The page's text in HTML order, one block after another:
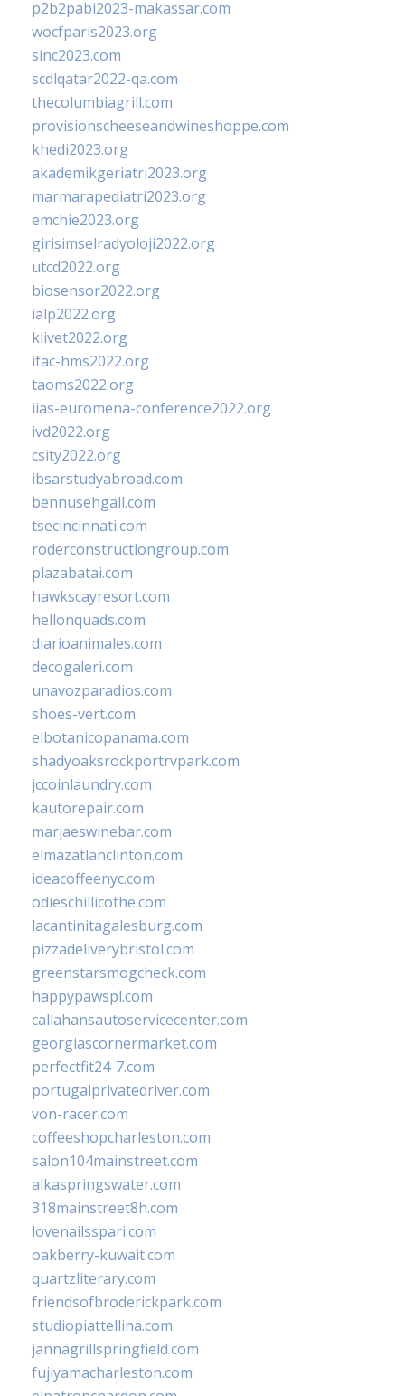
p2b2pabi2023-makassar.com
wocfparis2023.org
sinc2023.com
scdlqatar2022-qa.com
thecolumbiagrill.com
provisionscheeseandwineshoppe.com
khedi2023.org
akademikgeriatri2023.org
marmarapediatri2023.org
emchie2023.org
girisimselradyoloji2022.org
utcd2022.org
biosensor2022.org
ialp2022.org
klivet2022.org
ifac-hms2022.org
taoms2022.org
iias-euromena-conference2022.org
ivd2022.org
csity2022.org
ibsarstudyabroad.com
bennusehgall.com
tsecincinnati.com
roderconstructiongroup.com
plazabatai.com
hawkscayresort.com
hellonquads.com
diarioanimales.com
decogaleri.com
unavozparadios.com
shoes-vert.com
elbotanicopanama.com
shadyoaksrockportrvpark.com
jccoinlaundry.com
kautorepair.com
marjaeswinebar.com
elmazatlanclinton.com
ideacoffeenyc.com
odieschillicothe.com
lacantinitagalesburg.com
pizzadeliverybristol.com
greenstarsmogcheck.com
happypawspl.com
callahansautoservicecenter.com
georgiascornermarket.com
perfectfit24-7.com
portugalprivatedriver.com
von-racer.com
coffeeshopcharleston.com
salon104mainstreet.com
alkaspringswater.com
318mainstreet8h.com
lovenailsspari.com
oakberry-kuwait.com
quartzliterary.com
friendsofbroderickpark.com
studiopiattellina.com
jannagrillspringfield.com
fujiyamacharleston.com